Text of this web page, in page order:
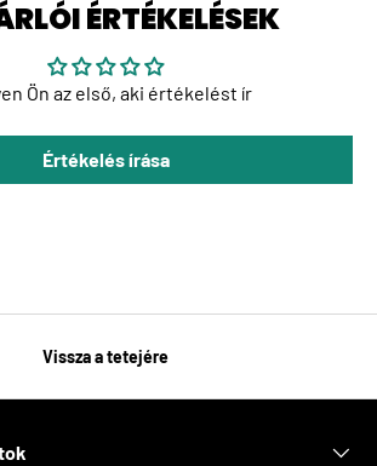
ÉRTÉKELÉSEK
Ön az első, aki értékelést ír
Értékelés írása
Vissza a tetejére